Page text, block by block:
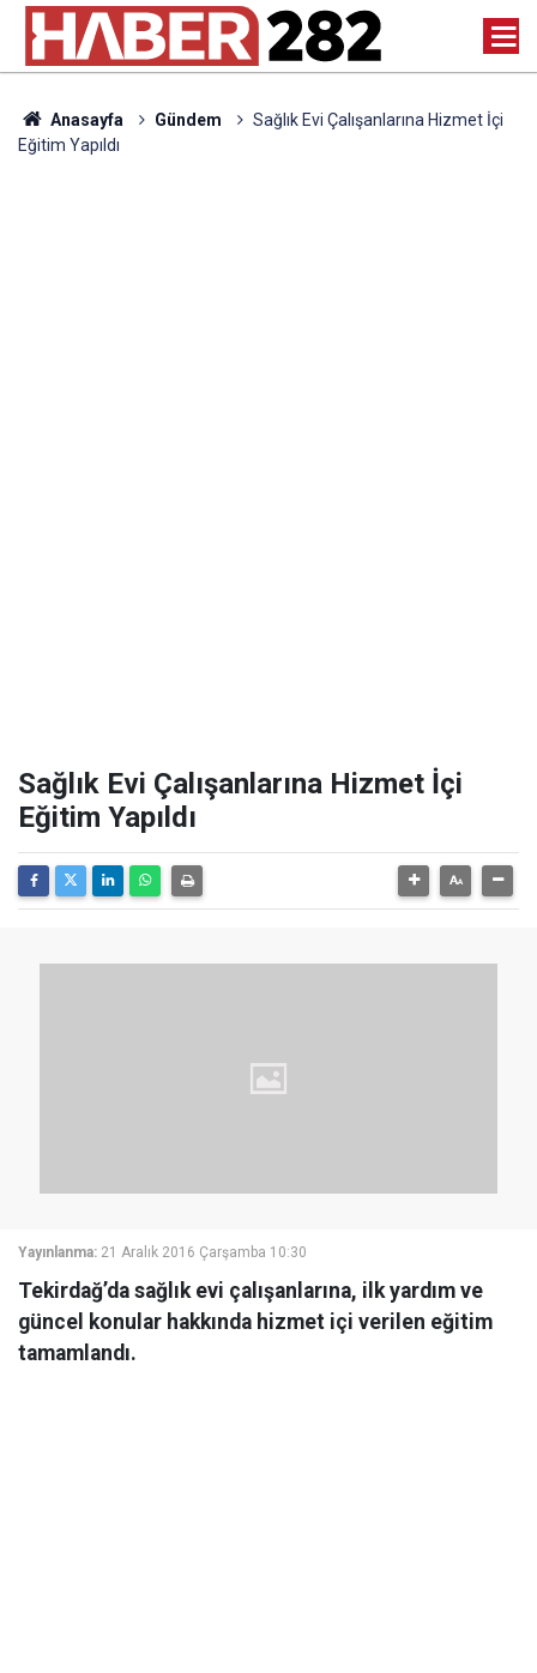
Anasayfa Gündem
Sağlık Evi Çalışanlarına Hizmet İçi
Eğitim Yapıldı
Sağlık Evi Çalışanlarına Hizmet İçi
Eğitim Yapıldı
Yayınlanma: 21 Aralık 2016 Çarşamba 10:30
Tekirdağ’da sağlık evi çalışanlarına, ilk yardım ve
güncel konular hakkında hizmet içi verilen eğitim
tamamlandı.